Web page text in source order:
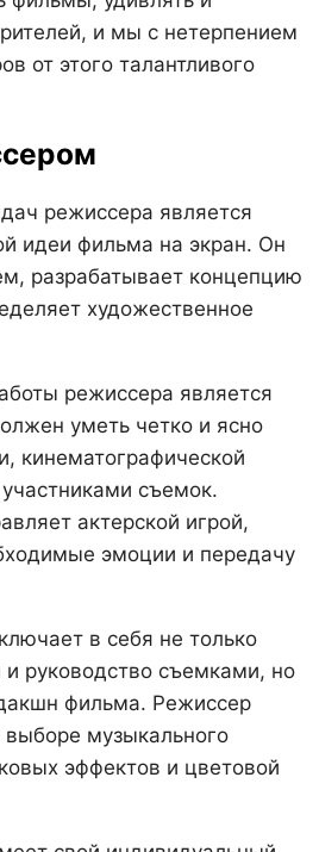
и мы с нетерпением
от этого талантливого
режиссера является
идеи фильма на экран. Он
разрабатывает концепцию
художественное
режиссера является
уметь четко и ясно
кинематографической
съемок.
актерской игрой,
эмоции и передачу
в себя не только
и руководство съемками, но
фильма. Режиссер
выборе музыкального
эффектов и цветовой